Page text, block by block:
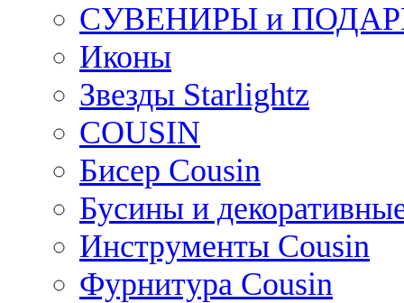
СУВЕНИРЫ и
Иконы
Звезды Starlightz
COUSIN
Бисер Cousin
Бусины и
Инструменты Cousin
Фурнитура Cousin